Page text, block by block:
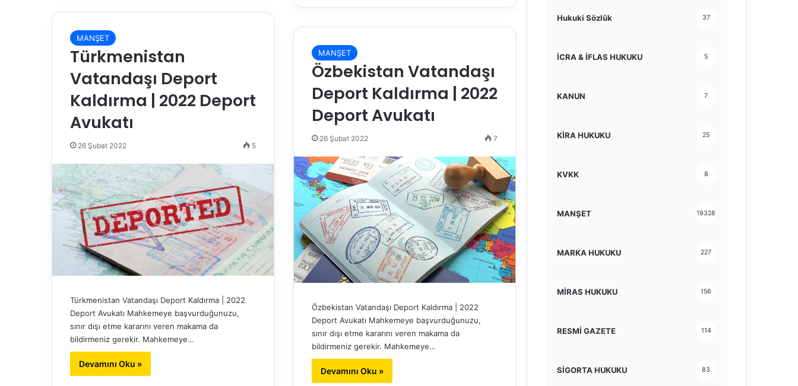
MANŞET
Türkmenistan
Vatandaşı Deport
Kaldırma | 2022 Deport
Avukatı
26 Şubat 2022 5
Türkmenistan Vatandaşı Deport Kaldırma | 2022
Deport Avukatı Mahkemeye başvurduğunuzu,
sınır dışı etme kararını veren makama da
bildirmeniz gerekir. Mahkemeye…
Devamını Oku »
MANŞET
Özbekistan Vatandaşı
Deport Kaldırma | 2022
Deport Avukatı
26 Şubat 2022 7
Özbekistan Vatandaşı Deport Kaldırma | 2022
Deport Avukatı Mahkemeye başvurduğunuzu,
sınır dışı etme kararını veren makama da
bildirmeniz gerekir. Mahkemeye…
Devamını Oku »
Hukuki Sözlük 37
İCRA & İFLAS HUKUKU 5
KANUN 7
KİRA HUKUKU 25
KVKK 8
MANŞET 19328
MARKA HUKUKU 227
MİRAS HUKUKU 156
RESMİ GAZETE 114
SİGORTA HUKUKU 83